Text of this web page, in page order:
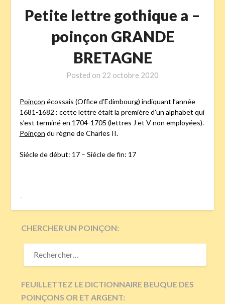
Petite lettre gothique a –
poinçon GRANDE
BRETAGNE
Posted on 22 octobre 2020
Poinçon écossais (Office d’Edimbourg) indiquant l’année
1681-1682 : cette lettre était la première d’un alphabet qui
s’est terminé en 1704-1705 (lettres J et V non employées).
Poinçon du règne de Charles II.
Siécle de début: 17 – Siécle de fin: 17
-
CHERCHER UN POINÇON:
RECHERCHER :
FEUILLETTEZ LE DICTIONNAIRE BEUQUE DES
POINÇONS OR ET ARGENT: